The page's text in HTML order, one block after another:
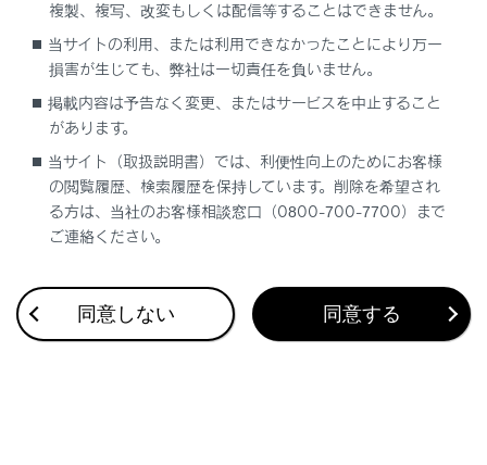
合わせて見られているページ
こんなときは（症状別さくいん）
このページは役に立ちましたか？
複製、複写、改変もしくは配信等することはできません。
当サイトの利用、または利用できなかったことにより万一
損害が生じても、弊社は一切責任を負いません。
掲載内容は予告なく変更、またはサービスを中止すること
があります。
当サイト（取扱説明書）では、利便性向上のためにお客様
の閲覧履歴、検索履歴を保持しています。削除を希望され
る方は、当社のお客様相談窓口（0800-700-7700）まで
ご連絡ください。
同意しない 同意する